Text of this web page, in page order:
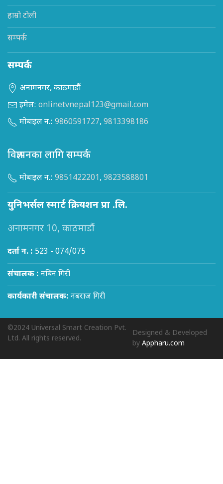
हाम्रो टोली
सम्पर्क
सम्पर्क
अनामनगर, काठमाडौं
इमेल: onlinetvnepal123@gmail.com
मोबाइल न.: 9860591727, 9813398186
विज्ञापनका लागि सम्पर्क
मोबाइल न.: 9851422201, 9823588801
युनिभर्सल स्मार्ट क्रियशन प्रा .लि.
अनामनगर 10, काठमाडौं
दर्ता न. : 523 - 074/075
संचालक : नबिन गिरी
कार्यकारी संचालक: नबराज गिरी
©2024 Universal Smart Creation Pvt.
Ltd. All rights reserved.
Designed & Developed
byAppharu.com